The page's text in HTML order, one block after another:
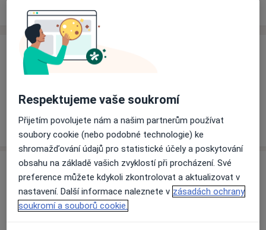
Ceník Adresy
Ceník
Informace o službách a cenách nejsou k dispozici
Tento specialista ještě nepřidával žádné informace o
svých službách.
Adresa
Diabetologická ambulance:
Fakultní nemocnice Královské Vinohrady Šrobárova
Respektujeme vaše soukromí
Přijetím povolujete nám a našim partnerům používat
soubory cookie (nebo podobné technologie) ke
shromažďování údajů pro statistické účely a poskytování
obsahu na základě vašich zvyklostí při procházení. Své
preference můžete kdykoli zkontrolovat a aktualizovat v
nastavení. Další informace naleznete v zásadách ochrany
soukromí a souborů cookie.